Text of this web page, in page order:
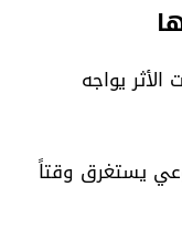
يواجه
يستغرق وقتاً